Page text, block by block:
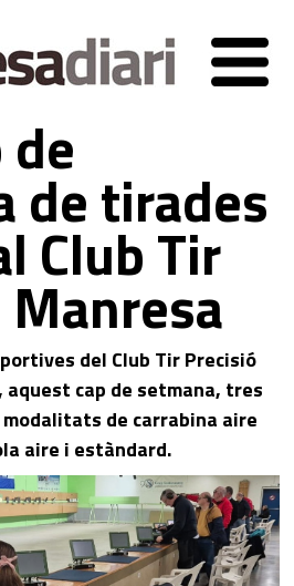
de tirades
Club Tir
del Club Tir Precisió
cap de setmana, tres
de carrabina aire
aire i estàndard.